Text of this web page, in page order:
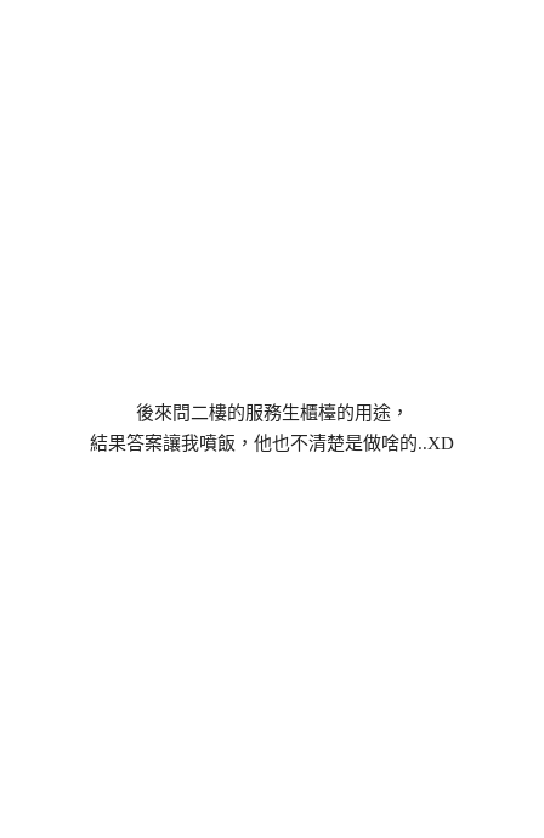
後來問二樓的服務生櫃檯的用途，
結果答案讓我噴飯，他也不清楚是做啥的..XD